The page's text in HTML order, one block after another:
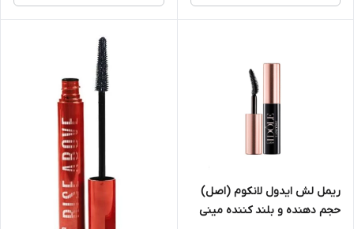
ریمل لش ایدول لانکوم (اصل)
حجم دهنده و بلند کننده مینی